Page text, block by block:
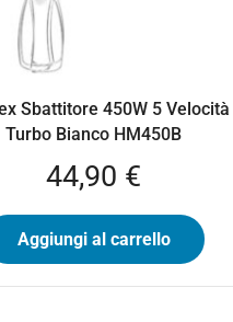
Sbattitore 450W 5 Velocità
Turbo Bianco HM450B
44,90 €
Aggiungi al carrello